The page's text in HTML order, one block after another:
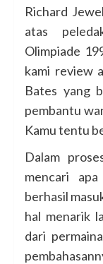
Richard
atas
Olimpiade
kami review
Bates yang
pembantu
Kamu tentu
Dalam
mencari
berhasil
hal menarik
dari